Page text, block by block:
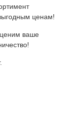
ценам!
ваше